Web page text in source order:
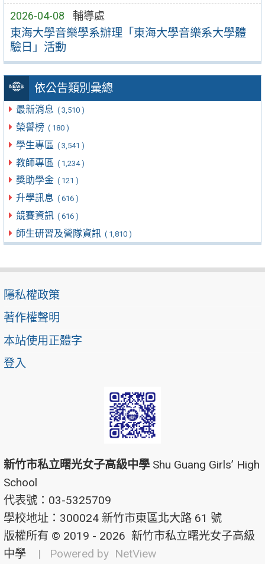
2026-04-08 輔導處
東海大學音樂學系辦理「東海大學音樂系大學體
驗日」活動
依公告類別彙總
最新消息 ( 3,510 )
榮譽榜 ( 180 )
學生專區 ( 3,541 )
教師專區 ( 1,234 )
獎助學金 ( 121 )
升學訊息 ( 616 )
競賽資訊 ( 616 )
師生研習及營隊資訊 ( 1,810 )
隱私權政策
著作權聲明
本站使用正體字
登入
新竹市私立曙光女子高級中學 Shu Guang Girls’ High
School
代表號：03-5325709
學校地址：300024 新竹市東區北大路 61 號
版權所有 © 2019 - 2026 新竹市私立曙光女子高級
中學
| Powered by NetView